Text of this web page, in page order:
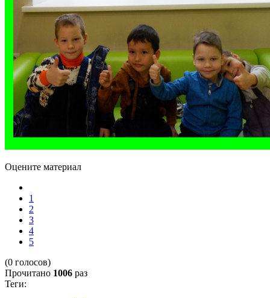
Оцените материал
1
2
3
4
5
(0 голосов)
Прочитано 1006 раз
Теги: